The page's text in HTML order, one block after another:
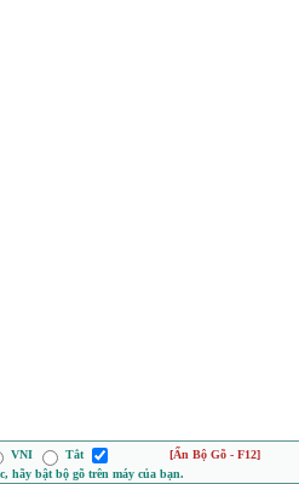
VNI Tắt
[Ẩn Bộ Gõ - F12]
hãy bật bộ gõ trên máy của bạn.